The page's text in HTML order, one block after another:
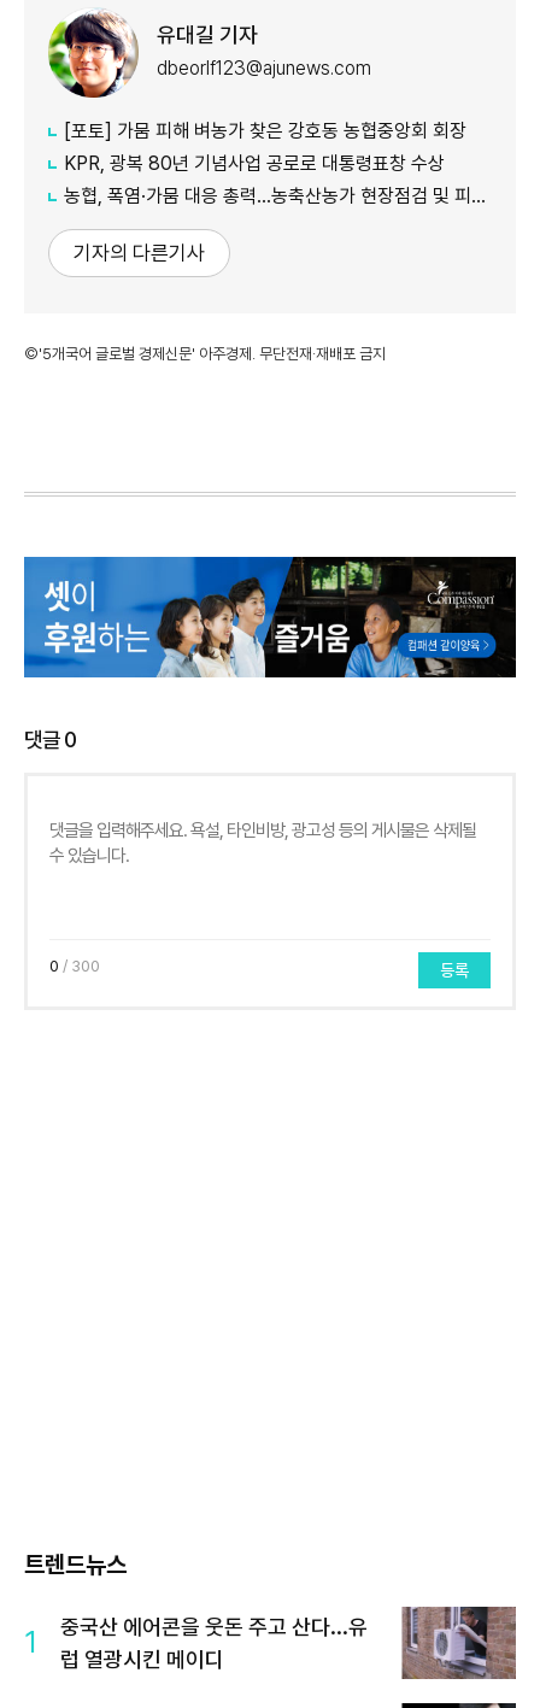
유대길 기자
dbeorlf123@ajunews.com
[포토] 가뭄 피해 벼농가 찾은 강호동 농협중앙회 회장
KPR, 광복 80년 기념사업 공로로 대통령표창 수상
농협, 폭염·가뭄 대응 총력...농축산농가 현장점검 및 피해 예방 강화
기자의 다른기사
©'5개국어 글로벌 경제신문' 아주경제. 무단전재·재배포 금지
댓글0
0 / 300 등록
트렌드뉴스
1
중국산 에어콘을 웃돈 주고 산다...유
럽 열광시킨 메이디